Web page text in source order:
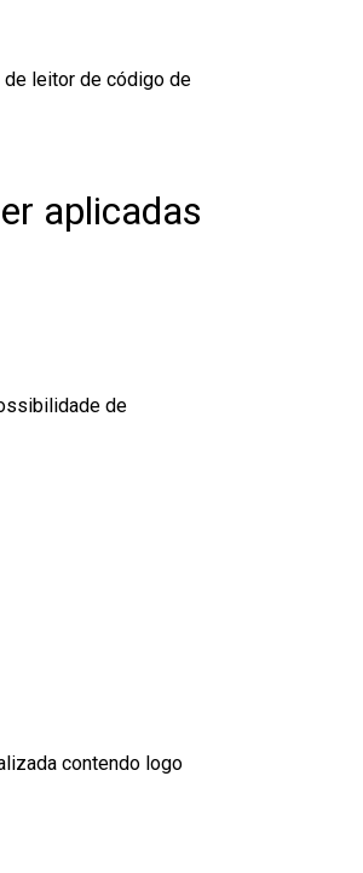
de leitor de código de
aplicadas
de
contendo logo